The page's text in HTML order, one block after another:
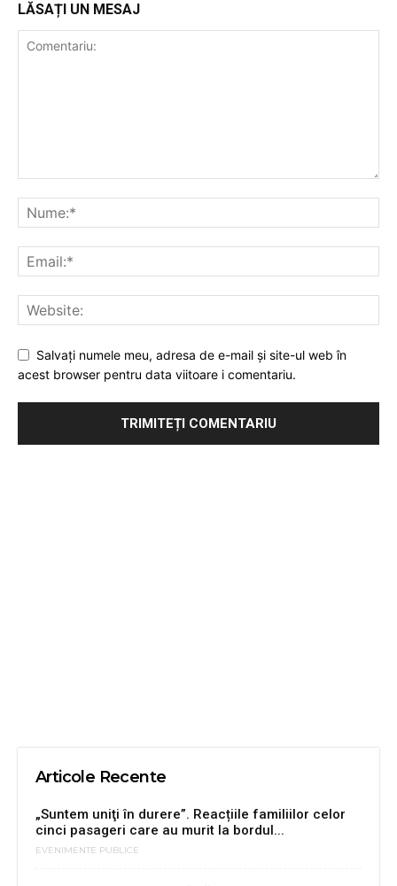
LĂSAȚI UN MESAJ
Salvați numele meu, adresa de e-mail și site-ul web în
acest browser pentru data viitoare i comentariu.
Articole Recente
„Suntem uniţi în durere”. Reacțiile familiilor celor
cinci pasageri care au murit la bordul...
EVENIMENTE PUBLICE